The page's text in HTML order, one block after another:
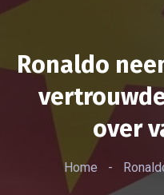
Ronaldo
over
Home -